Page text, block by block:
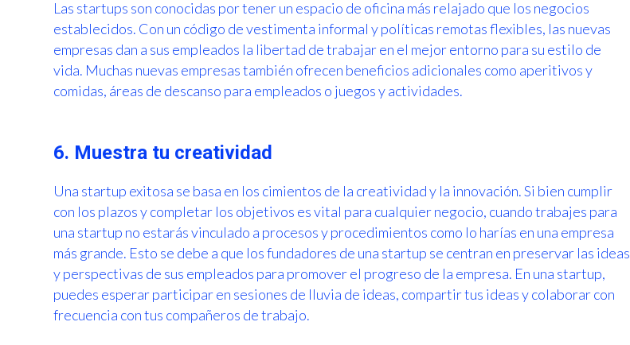
Las startups son conocidas por tener un espacio de oficina más relajado que los negocios
establecidos. Con un código de vestimenta informal y políticas remotas flexibles, las nuevas
empresas dan a sus empleados la libertad de trabajar en el mejor entorno para su estilo de
vida. Muchas nuevas empresas también ofrecen beneficios adicionales como aperitivos y
comidas, áreas de descanso para empleados o juegos y actividades.
6. Muestra tu creatividad
Una startup exitosa se basa en los cimientos de la creatividad y la innovación. Si bien cumplir
con los plazos y completar los objetivos es vital para cualquier negocio, cuando trabajes para
una startup no estarás vinculado a procesos y procedimientos como lo harías en una empresa
más grande. Esto se debe a que los fundadores de una startup se centran en preservar las ideas
y perspectivas de sus empleados para promover el progreso de la empresa. En una startup,
puedes esperar participar en sesiones de lluvia de ideas, compartir tus ideas y colaborar con
frecuencia con tus compañeros de trabajo.